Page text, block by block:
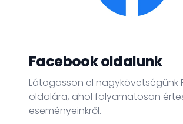
Facebook oldalunk
Látogasson el nagykövetségünk
oldalára, ahol folyamatosan
eseményeinkről.